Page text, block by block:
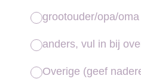
grootouder/opa/oma
anders, vul in bij
Overige (geef